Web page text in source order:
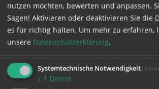
Bitte melden Sie sich mit Ihrem
und Passwort an.
Benutzername
nutzen möchten, bewerten und anpassen.
Sagen! Aktivieren oder deaktivieren Sie die
es für richtig halten. Um mehr zu erfahren,
unsere Datenschutzerklärung.
Systemtechnische Notwendigkeit
↓ 1 Dienst